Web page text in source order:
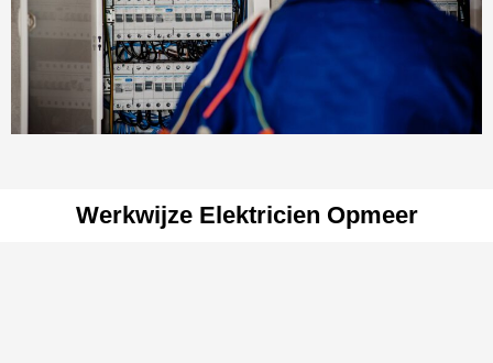
Werkwijze Elektricien Opmeer